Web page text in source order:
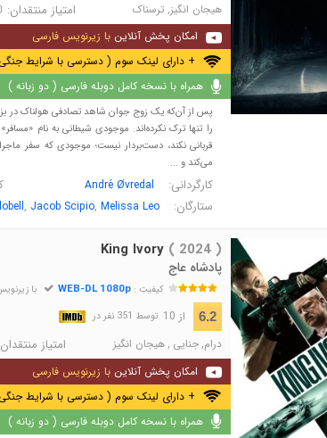
هیجان انگیز, ترسناک امتیاز منتقدان:
امکان پخش آنلاین با زیرنویس فارسی
+ دارای لینک سوم ( دسترسی با شرایط
همراه با نسخه کامل دوبله فارسی ( دو زبانه )
پس از آن‌که یک زوج جوان شاهد تصادفی هولناک در
را تنها ترک نکرده‌اند. موجودی شیطانی به نام
قربانی نکند، دست‌بردار نیست؛ موجودی که سفر
می‌کند و ...
کارگردانی: André Øvredal
ستارگان: , Jacob Scipio, Melissa Leo
King Ivory( 2024 )
پادشاه عاج
کیفیت :WEB-DL 1080p با
6.2 از 10 توسط 351 نفر در
درام,جنایی ,هیجان انگیز امتیاز
امکان پخش آنلاین با زیرنویس فارسی
+ دارای لینک سوم ( دسترسی با شرایط
همراه با نسخه کامل دوبله فارسی ( دو زبانه )